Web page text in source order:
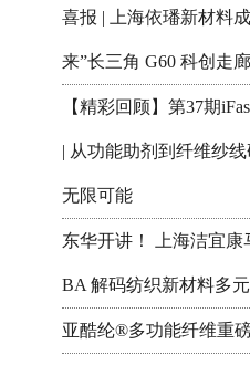
喜报 | 上海依璠新材料
来”长三角 G60 科创走
【精彩回顾】第37期
| 从功能助剂到纤维纱
无限可能
东华开讲！ 上海洁宜
BA 解码纺织新材料多
亚酷纶®多功能纤维重